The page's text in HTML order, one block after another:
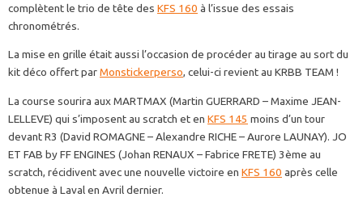
complètent le trio de tête des KFS 160 à l’issue des essais
chronométrés.
La mise en grille était aussi l’occasion de procéder au tirage au sort du
kit déco offert parMonstickerperso, celui-ci revient au KRBB TEAM !
La course sourira aux MARTMAX (Martin GUERRARD – Maxime JEAN-
LELLEVE) qui s’imposent au scratch et en KFS 145 moins d’un tour
devant R3 (David ROMAGNE – Alexandre RICHE – Aurore LAUNAY). JO
ET FAB by FF ENGINES (Johan RENAUX – Fabrice FRETE) 3ème au
scratch, récidivent avec une nouvelle victoire en KFS 160 après celle
obtenue à Laval en Avril dernier.